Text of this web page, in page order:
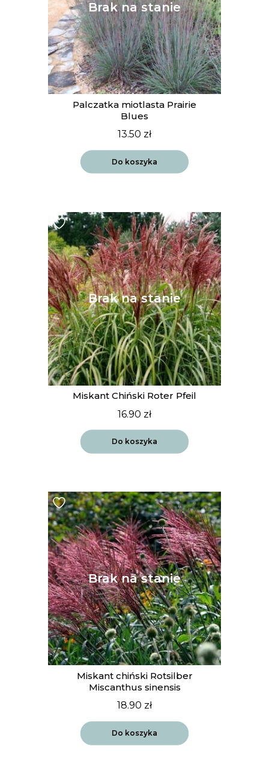
Palczatka miotlasta Prairie
Blues
13.50 zł
Do koszyka
Miskant Chiński Roter Pfeil
16.90 zł
Do koszyka
Miskant chiński Rotsilber
Miscanthus sinensis
18.90 zł
Do koszyka